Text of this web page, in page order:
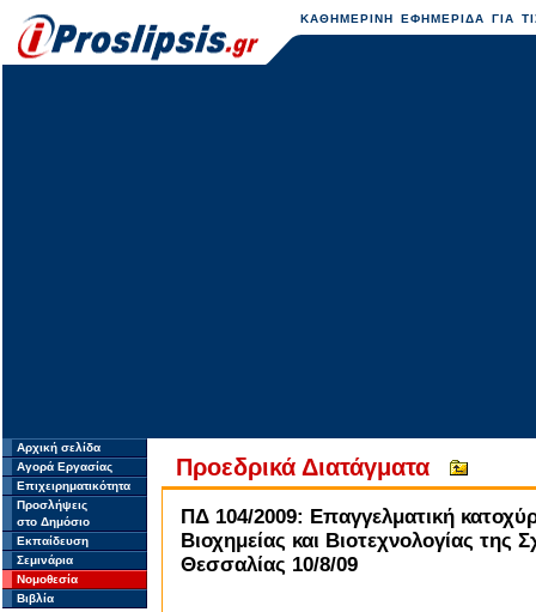
ΚΑΘΗΜΕΡΙΝΗ ΕΦΗΜΕΡΙΔΑ ΓΙΑ
Αρχική σελίδα
Αγορά Εργασίας
Επιχειρηματικότητα
Προσλήψεις
στο Δημόσιο
Εκπαίδευση
Σεμινάρια
Νομοθεσία
Βιβλία
Προεδρικά Διατάγματα
ΠΔ 104/2009: Επαγγελματική
Βιοχημείας και Βιοτεχνολογίας
Θεσσαλίας 10/8/09